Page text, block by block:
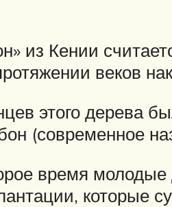
из Кении
веков
этого дерева
(современное
время
которые